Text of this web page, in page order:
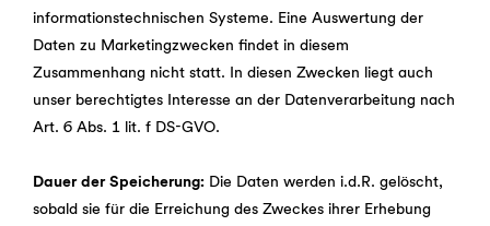
informationstechnischen Systeme. Eine Auswertung der
Daten zu Marketingzwecken findet in diesem
Zusammenhang nicht statt. In diesen Zwecken liegt auch
unser berechtigtes Interesse an der Datenverarbeitung nach
Art. 6 Abs. 1 lit. f DS-GVO.
Dauer der Speicherung: Die Daten werden i.d.R. gelöscht,
sobald sie für die Erreichung des Zweckes ihrer Erhebung